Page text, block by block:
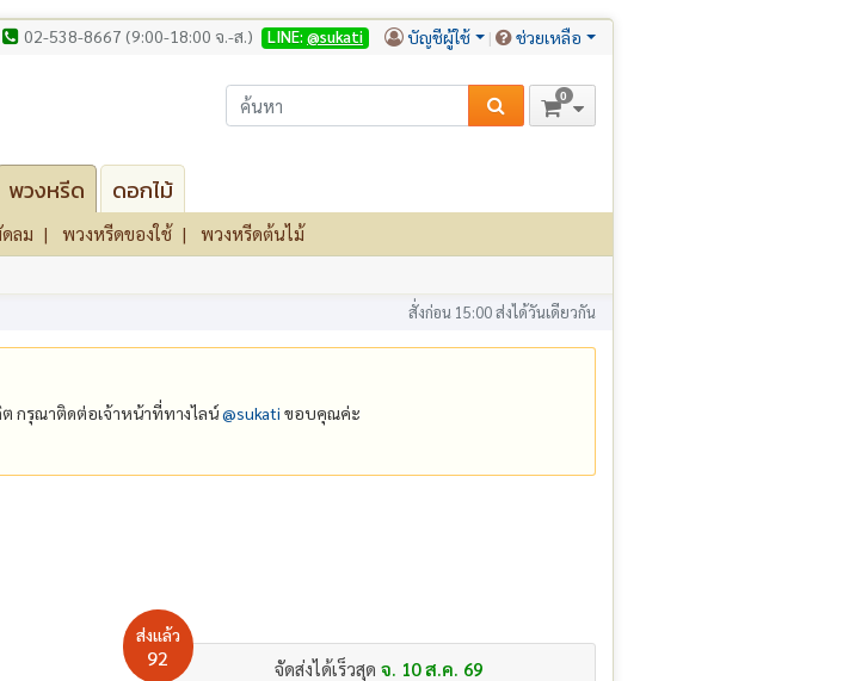
02-538-8667 (9:00-18:00 จ.-ส.) LINE:@sukati บัญชีผู้ใช้ ช่วยเหลือ
0
พวงหรีด ดอกไม้
ลม พวงหรีดของใช้ พวงหรีดต้นไม้
สั่งก่อน 15:00 ส่งได้วันเดียวกัน
ต กรุณาติดต่อเจ้าหน้าที่ทางไลน์@‌sukati ขอบคุณค่ะ
ส่งแล้ว
92 จัดส่งได้เร็วสุดจ. 10 ส.ค. 69